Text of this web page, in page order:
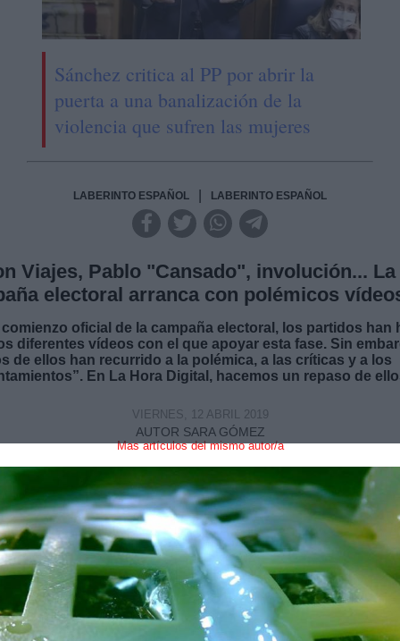
Sánchez critica al PP por abrir la
puerta a una banalización de la
violencia que sufren las mujeres
LABERINTO ESPAÑOL LABERINTO ESPAÑOL
Viajes, Pablo "Cansado", involución... La
electoral arranca con polémicos
oficial de la campaña electoral, los partidos han
diferentes vídeos con el que apoyar esta fase. Sin
de ellos han recurrido a la polémica, a las críticas y a los
En La Hora Digital, hacemos un repaso de
AUTOR SARA GÓMEZ
Mas artículos del mismo autor/a
VIERNES, 12 ABRIL 2019